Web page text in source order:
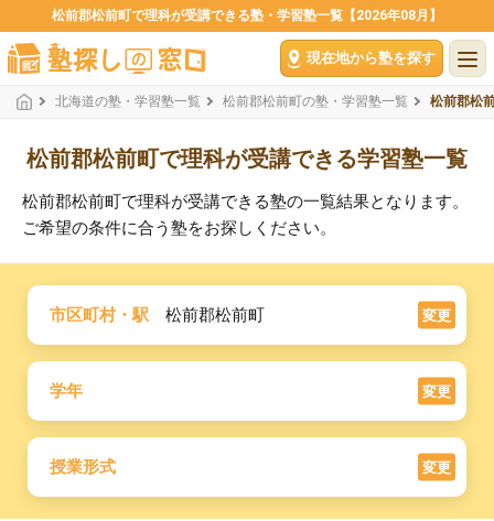
松前郡松前町で理科が受講できる塾・学習塾一覧【2026年08月】
現在地から塾を探す
北海道の塾・学習塾一覧 松前郡松前町の塾・学習塾一覧 松前郡松
松前郡松前町で理科が受講できる学習塾一覧
松前郡松前町で理科が受講できる塾の一覧結果となります。
ご希望の条件に合う塾をお探しください。
市区町村・駅 松前郡松前町 変更
学年 変更
授業形式 変更